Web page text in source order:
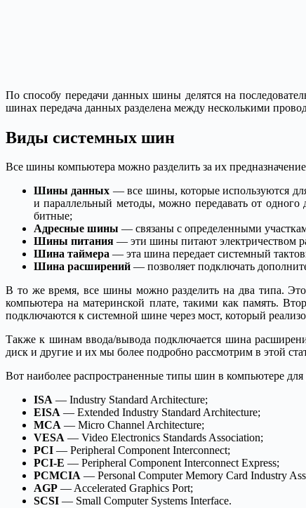
По способу передачи данных шины делятся на
шинах передача данных разделена между несколькими
Виды системных шин
Все шины компьютера можно разделить за их
Шины данных — все шины, которые используются
и параллельный методы, можно передавать от
битные;
Адресные шины — связаны с определенными
Шины питания — эти шины питают электричеством
Шина таймера — эта шина передает системный
Шина расширений — позволяет подключать
В то же время, все шины можно разделить на два типа.
компьютера на материнской плате, такими как память.
подключаются к системной шине через мост, который
Также к шинам ввода/вывода подключается шина
диск и другие и их мы более подробно рассмотрим в этой
Вот наиболее распространенные типы шин в компьютере
ISA — Industry Standard Architecture;
EISA — Extended Industry Standard Architecture;
MCA — Micro Channel Architecture;
VESA — Video Electronics Standards Association;
PCI — Peripheral Component Interconnect;
PCI-E — Peripheral Component Interconnect Express;
PCMCIA — Personal Computer Memory Card Industry
AGP — Accelerated Graphics Port;
SCSI — Small Computer Systems Interface.